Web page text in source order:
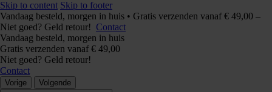
Skip to content Skip to footer
Vandaag besteld, morgen in huis • Gratis verzenden vanaf € 49,00 –
Niet goed? Geld retour! Contact
Vandaag besteld, morgen in huis
Gratis verzenden vanaf € 49,00
Niet goed? Geld retour!
Contact
Vorige Volgende